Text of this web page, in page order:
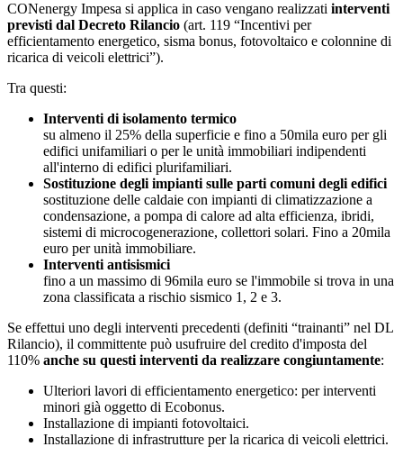
CONenergy Impesa si applica in caso vengano realizzati interventi
previsti dal Decreto Rilancio (art. 119 “Incentivi per
efficientamento energetico, sisma bonus, fotovoltaico e colonnine di
ricarica di veicoli elettrici”).
Tra questi:
Interventi di isolamento termico
su almeno il 25% della superficie e fino a 50mila euro per gli
edifici unifamiliari o per le unità immobiliari indipendenti
all'interno di edifici plurifamiliari.
Sostituzione degli impianti sulle parti comuni degli edifici
sostituzione delle caldaie con impianti di climatizzazione a
condensazione, a pompa di calore ad alta efficienza, ibridi,
sistemi di microcogenerazione, collettori solari. Fino a 20mila
euro per unità immobiliare.
Interventi antisismici
fino a un massimo di 96mila euro se l'immobile si trova in una
zona classificata a rischio sismico 1, 2 e 3.
Se effettui uno degli interventi precedenti (definiti “trainanti” nel DL
Rilancio), il committente può usufruire del credito d'imposta del
110% anche su questi interventi da realizzare congiuntamente:
Ulteriori lavori di efficientamento energetico: per interventi
minori già oggetto di Ecobonus.
Installazione di impianti fotovoltaici.
Installazione di infrastrutture per la ricarica di veicoli elettrici.